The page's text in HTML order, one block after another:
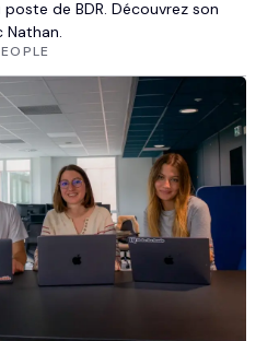
de BDR. Découvrez son
Nathan.